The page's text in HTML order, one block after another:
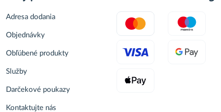
Adresa dodania
Objednávky
Obľúbené produkty
Služby
Darčekové poukazy
Kontaktujte nás